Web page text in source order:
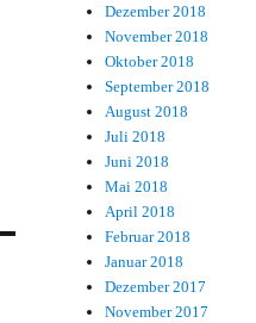
Dezember 2018
November 2018
Oktober 2018
September 2018
August 2018
Juli 2018
Juni 2018
Mai 2018
April 2018
Februar 2018
Januar 2018
Dezember 2017
November 2017